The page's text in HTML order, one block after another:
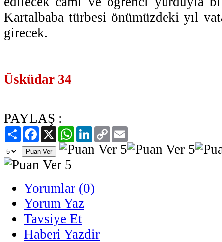
Kartalbaba türbesi önümüzdeki yıl
girecek.
Üsküdar 34
PAYLAŞ :
PaylaşFacebook
X WhatsAppLinkedIn
Copy
Link
Yorumlar (0)
Yorum Yaz
Tavsiye Et
Haberi Yazdir